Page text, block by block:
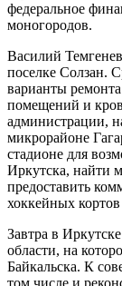
федеральное
моногородов.
Василий
поселке Солзан.
варианты
помещений и
администрации,
микрорайоне
стадионе для
Иркутска, найти
предоставить
хоккейных
Завтра в
области, на
Байкальска. К
том числе и